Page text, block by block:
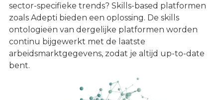
sector-specifieke trends? Skills-based platformen
zoals Adepti bieden een oplossing. De skills
ontologieën van dergelijke platformen worden
continu bijgewerkt met de laatste
arbeidsmarktgegevens, zodat je altijd up-to-date
bent.